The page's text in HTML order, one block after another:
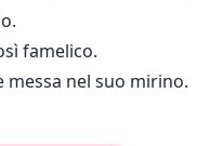
famelico.
messa nel suo mirino.